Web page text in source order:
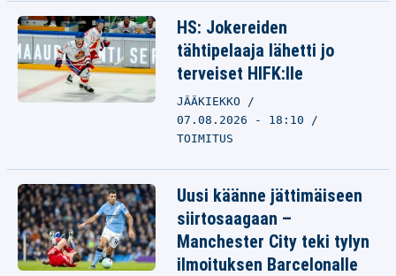
HS: Jokereiden
tähtipelaaja lähetti jo
terveiset HIFK:lle
JÄÄKIEKKO
07.08.2026 - 18:10
TOIMITUS
Uusi käänne jättimäiseen
siirtosaagaan –
Manchester City teki tylyn
ilmoituksen Barcelonalle